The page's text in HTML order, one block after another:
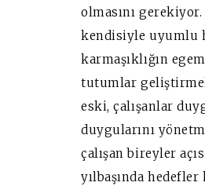
olmasını
kendisiyle uyumlu
karmaşıklığın
tutumlar
eski, çalışanlar
duygularını
çalışan bireyler
yılbaşında